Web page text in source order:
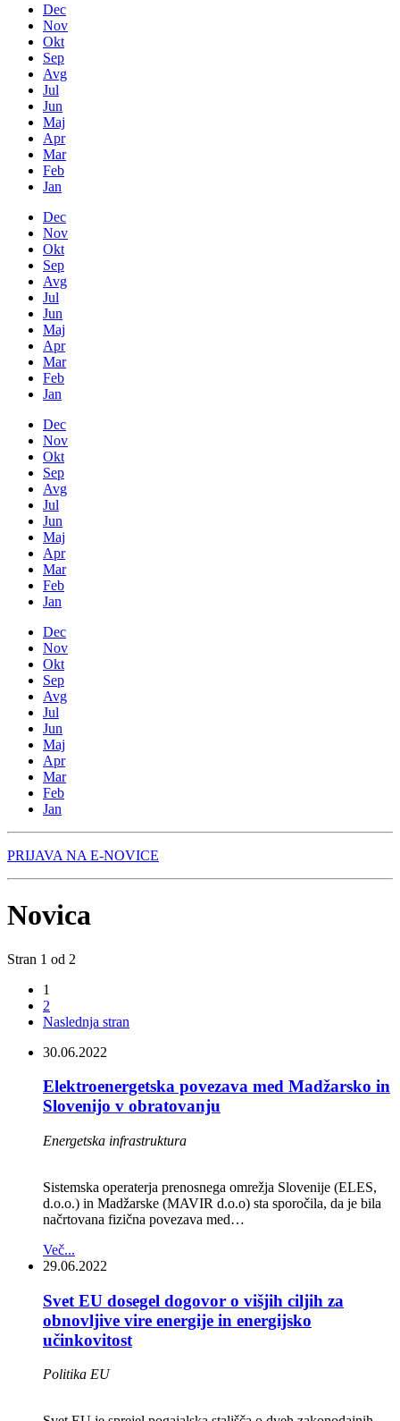
Dec
Nov
Okt
Sep
Avg
Jul
Jun
Maj
Apr
Mar
Feb
Jan
Dec
Nov
Okt
Sep
Avg
Jul
Jun
Maj
Apr
Mar
Feb
Jan
Dec
Nov
Okt
Sep
Avg
Jul
Jun
Maj
Apr
Mar
Feb
Jan
Dec
Nov
Okt
Sep
Avg
Jul
Jun
Maj
Apr
Mar
Feb
Jan
PRIJAVA NA E-NOVICE
Novica
Stran 1 od 2
1
2
Naslednja stran
30.06.2022
Elektroenergetska povezava med Madžarsko in
Slovenijo v obratovanju
Energetska infrastruktura
Sistemska operaterja prenosnega omrežja Slovenije (ELES,
d.o.o.) in Madžarske (MAVIR d.o.o) sta sporočila, da je bila
načrtovana fizična povezava med…
Več...
29.06.2022
Svet EU dosegel dogovor o višjih ciljih za
obnovljive vire energije in energijsko
učinkovitost
Politika EU